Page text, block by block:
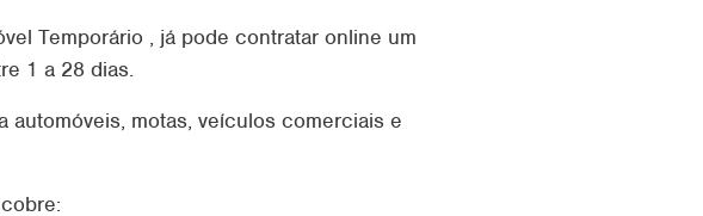
Temporário , já pode contratar online um
1 a 28 dias.
automóveis, motas, veículos comerciais e